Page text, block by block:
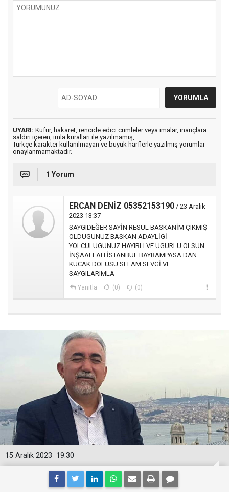
UYARI: Küfür, hakaret, rencide edici cümleler veya imalar, inançlara
saldırı içeren, imla kuralları ile yazılmamış,
Türkçe karakter kullanılmayan ve büyük harflerle yazılmış yorumlar
onaylanmamaktadır.
1 Yorum
ERCAN DENİZ 05352153190 / 23 Aralık
2023 13:37
SAYGIDEĞER SAYİN RESUL BASKANİM ÇIKMIŞ
OLDUGUNUZ BASKAN ADAYLİGİ
YOLCULUGUNUZ HAYIRLI VE UGURLU OLSUN
İNŞAALLAH İSTANBUL BAYRAMPASA DAN
KUCAK DOLUSU SELAM SEVGİ VE
SAYGILARIMLA
Yanıtla (0) (0)
19:30
15 Aralık 2023